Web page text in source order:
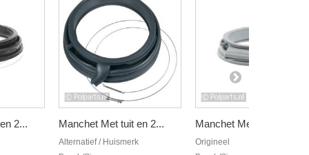
2... Manchet Met tuit en 2...
Alternatief / Huismerk
Manchet Met tuit
Origineel